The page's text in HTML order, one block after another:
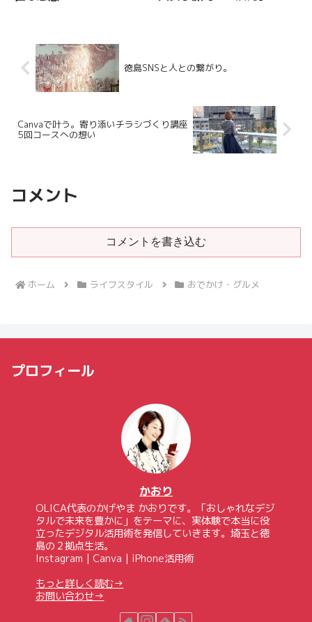
徳島SNSと人との繋がり。
Canvaで叶う。寄り添いチラシづくり講座
5回コースへの想い
コメント
コメントを書き込む
ホーム ライフスタイル おでかけ・グルメ
プロフィール
かおり
OLICA代表のかげやま かおりです。「おしゃれなデジ
タルで未来を豊かに」をテーマに、実体験で本当に役
立ったデジタル活用術を発信していきます。埼玉と徳
島の２拠点生活。
Instagram｜Canva｜iPhone活用術
もっと詳しく読む→
お問い合わせ→